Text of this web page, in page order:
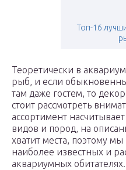
Топ-16
Теоретически в
рыб, и если
там даже гостем, то
стоит рассмотреть
ассортимент
видов и пород, на
хватит места, поэтому
наиболее известных и
аквариумных обитателях.